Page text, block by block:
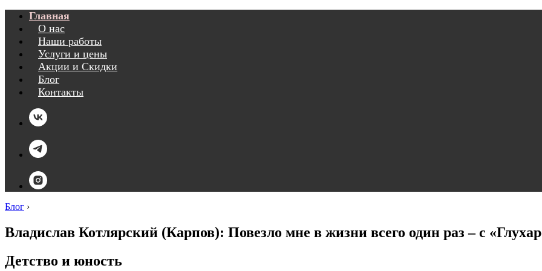
Главная
О нас
Наши работы
Услуги и цены
Акции и Скидки
Блог
Контакты
Блог ›
Владислав Котлярский (Карпов): Повезло мне в жизни всего один раз – с
Детство и юность